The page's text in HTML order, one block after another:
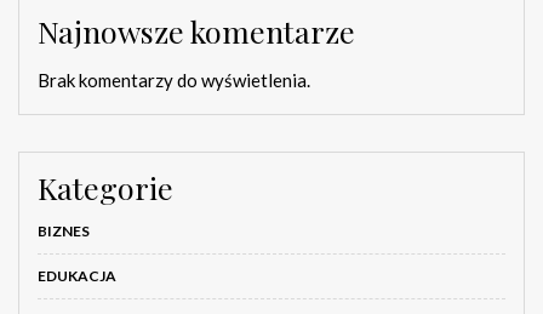
Najnowsze komentarze
Brak komentarzy do wyświetlenia.
Kategorie
BIZNES
EDUKACJA